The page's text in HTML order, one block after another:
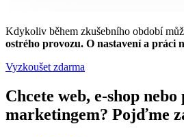
Kdykoliv během zkušebního období
ostrého provozu. O nastavení a práci
Vyzkoušet zdarma
Chcete web, e-shop
marketingem? Pojďme